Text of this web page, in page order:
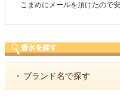
こまめにメールを頂けたので
・ ブランド名で探す